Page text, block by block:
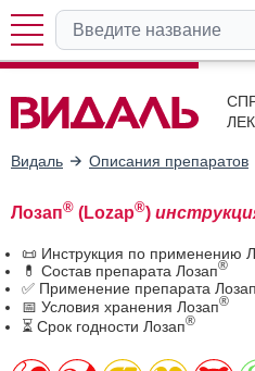
Видаль Описания препаратов
Лозап® (Lozap®)
📜 Инструкция по применению
💊 Состав препарата Лозап®
✅ Применение препарата Лозап
📅 Условия хранения Лозап®
⏳ Срок годности Лозап®